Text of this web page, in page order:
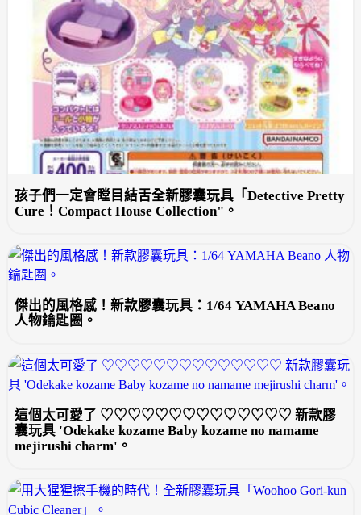
孩子們一定會瞠目結舌全新膠囊玩具「Detective Pretty
Cure！Compact House Collection"。
傑出的風格感！新款膠囊玩具：1/64 YAMAHA Beano
人物鑰匙圈。
這個太可愛了 ♡♡♡♡♡♡♡♡♡♡♡♡♡♡ 新款膠
囊玩具 'Odekake kozame Baby kozame no namame
mejirushi charm'。